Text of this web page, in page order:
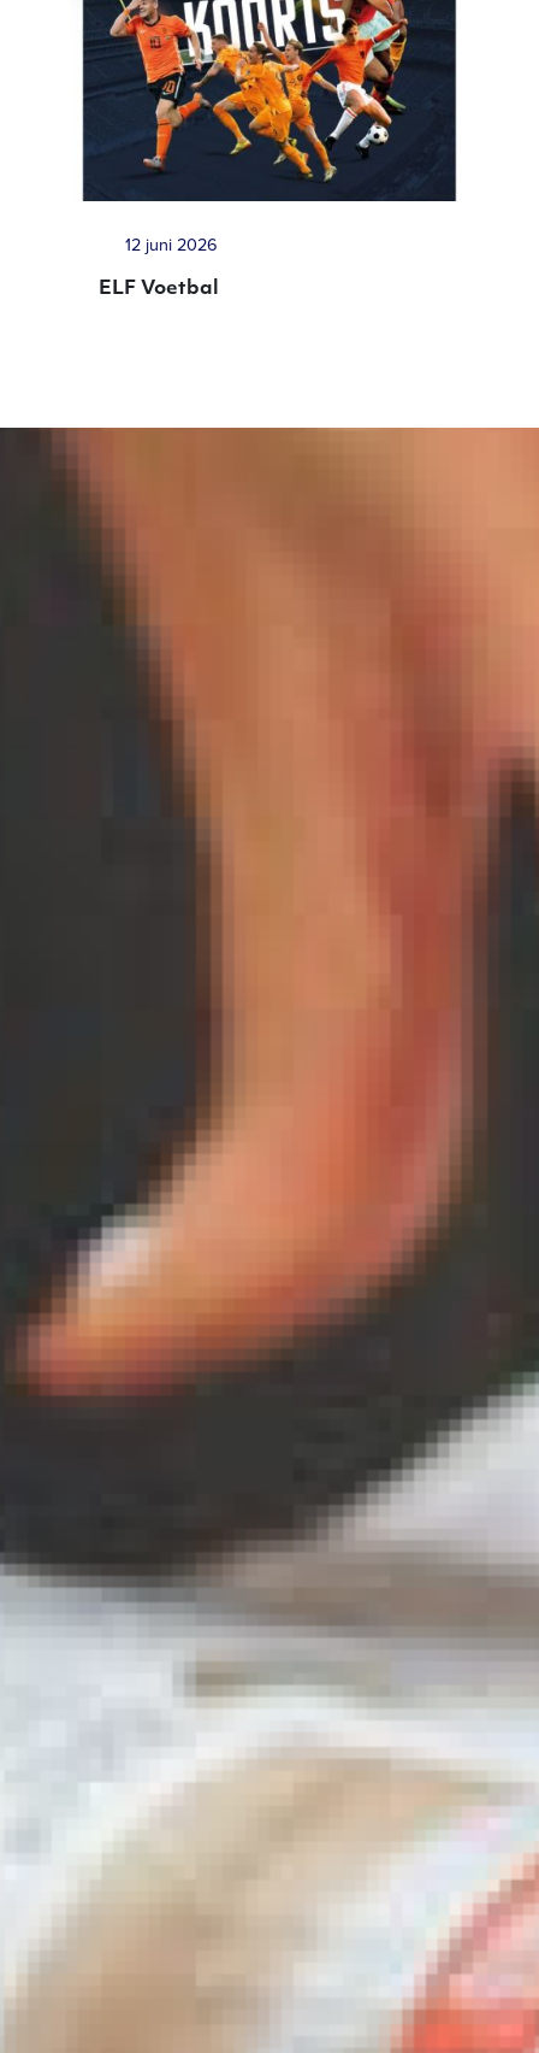
12 juni 2026
ELF Voetbal